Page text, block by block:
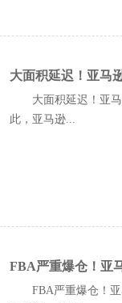
大面积延迟！亚马
大面积延迟！亚
此，亚马逊...
FBA严重爆仓！亚
FBA严重爆仓！